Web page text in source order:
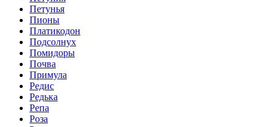
Петунья
Пионы
Платикодон
Подсолнух
Помидоры
Почва
Примула
Редис
Редька
Репа
Роза